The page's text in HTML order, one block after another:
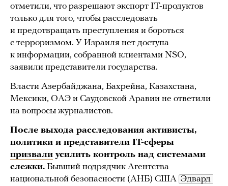
отметили, что разрешают экспорт IT-продуктов
только для того, чтобы расследовать
и предотвращать преступления и бороться
с терроризмом. У Израиля нет доступа
к информации, собранной клиентами NSO,
заявили представители государства.
Власти Азербайджана, Бахрейна, Казахстана,
Мексики, ОАЭ и Саудовской Аравии не ответили
на вопросы журналистов.
После выхода расследования активисты,
политики и представители IT-сферы
призвали усилить контроль над системами
слежки. Бывший подрядчик Агентства
национальной безопасности (АНБ) США Эдвард